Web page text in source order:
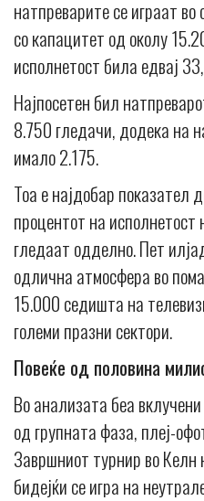
натпреварите се играат во
со капацитет од околу
исполнетост била едвај
Најпосетен бил
8.750 гледачи, додека на
имало 2.175.
Тоа е најдобар показател
процентот на
гледаат одделно. Пет
одлична атмосфера во
15.000 седишта на
големи празни сектори.
Повеќе од половина
Во анализата беа
од групната фаза, плеј-
Завршниот турнир во Келн
бидејќи се игра на